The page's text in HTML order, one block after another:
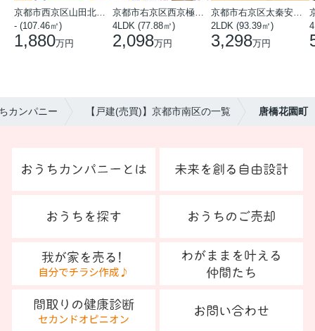
- (107.46㎡)
1,880万円
4LDK (77.88㎡)
2,098万円
2LDK (93.39㎡)
3,298万円
カンパニー 【戸建(売買)】京都市南区の一覧 唐橋花園町